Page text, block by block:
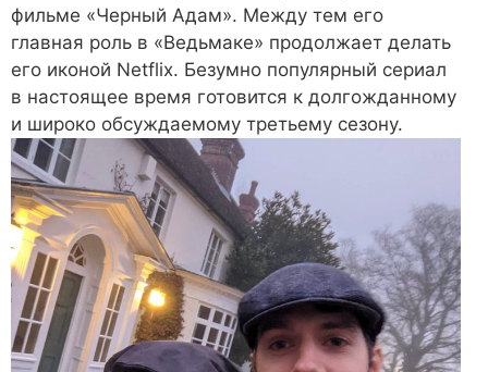
фильме «Черный Адам». Между тем его
главная роль в «Ведьмаке» продолжает делать
его иконой Netflix. Безумно популярный сериал
в настоящее время готовится к долгожданному
и широко обсуждаемому третьему сезону.